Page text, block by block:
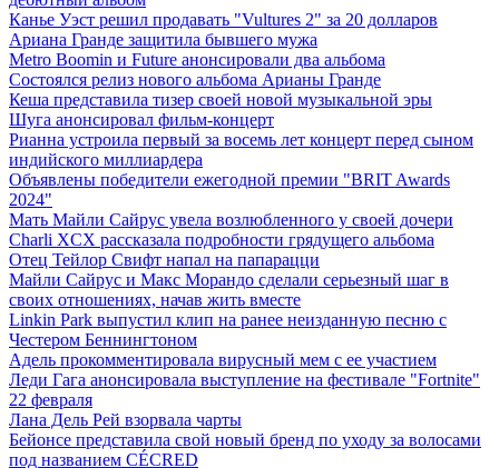
Канье Уэст решил продавать "Vultures 2" за 20 долларов
Ариана Гранде защитила бывшего мужа
Metro Boomin и Future анонсировали два альбома
Состоялся релиз нового альбома Арианы Гранде
Кеша представила тизер своей новой музыкальной эры
Шуга анонсировал фильм-концерт
Рианна устроила первый за восемь лет концерт перед сыном
индийского миллиардера
Объявлены победители ежегодной премии "BRIT Awards
2024"
Мать Майли Сайрус увела возлюбленного у своей дочери
Charli XCX рассказала подробности грядущего альбома
Отец Тейлор Свифт напал на папарацци
Майли Сайрус и Макс Морандо сделали серьезный шаг в
своих отношениях, начав жить вместе
Linkin Park выпустил клип на ранее неизданную песню с
Честером Беннингтоном
Адель прокомментировала вирусный мем с ее участием
Леди Гага анонсировала выступление на фестивале "Fortnite"
22 февраля
Лана Дель Рей взорвала чарты
Бейонсе представила свой новый бренд по уходу за волосами
под названием CÉCRED